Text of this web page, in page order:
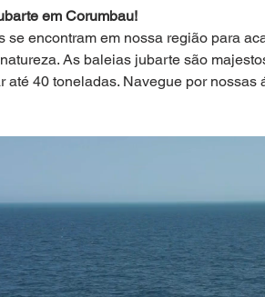
em Corumbau!
se encontram em nossa região para
As baleias jubarte são
até 40 toneladas. Navegue por